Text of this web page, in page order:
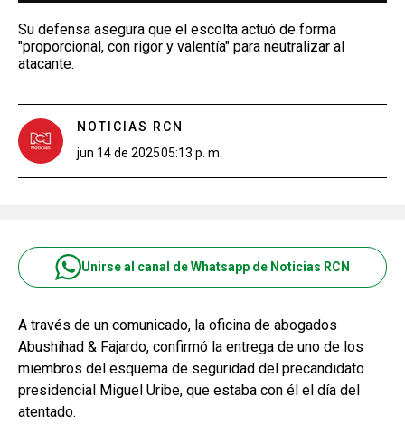
Su defensa asegura que el escolta actuó de forma
"proporcional, con rigor y valentía" para neutralizar al
atacante.
NOTICIAS RCN
jun 14 de 202505:13 p. m.
Unirse al canal de Whatsapp de Noticias RCN
A través de un comunicado, la oficina de abogados
Abushihad & Fajardo, confirmó la entrega de uno de los
miembros del esquema de seguridad del precandidato
presidencial Miguel Uribe, que estaba con él el día del
atentado.